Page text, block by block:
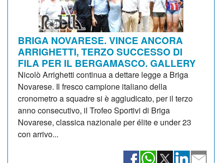
BRIGA NOVARESE. VINCE ANCORA
ARRIGHETTI, TERZO SUCCESSO DI
FILA PER IL BERGAMASCO. GALLERY
Nicolò Arrighetti continua a dettare legge a Briga
Novarese. Il fresco campione italiano della
cronometro a squadre si è aggiudicato, per il terzo
anno consecutivo, il Trofeo Sportivi di Briga
Novarese, classica nazionale per élite e under 23
con arrivo...